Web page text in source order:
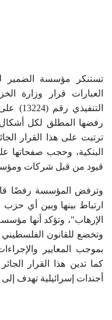
تستنكر مؤسسة الضمير
العبارات قرار وزارة
التنفيذي
رقم
رفضها المطلق لكل أشكال
ترتبت على هذا القرار
البنكية، وحجب صفحاتها
قيود من قبل شركات
وترفض المؤسسة رفضًا
ارتباط بينها وبين أي
الإرهاب"، وتؤكد أنها
وتخضع للقانون الفلسطيني
بموجب المعايير
كما تدين هذا القرار الجائر
أجندات إسرائيلية تهدف